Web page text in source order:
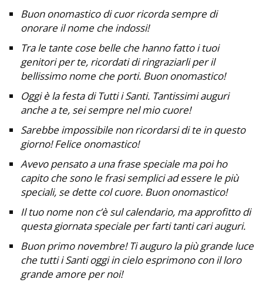
Buon onomastico di cuor ricorda sempre di
onorare il nome che indossi!
Tra le tante cose belle che hanno fatto i tuoi
genitori per te, ricordati di ringraziarli per il
bellissimo nome che porti. Buon onomastico!
Oggi è la festa di Tutti i Santi. Tantissimi auguri
anche a te, sei sempre nel mio cuore!
Sarebbe impossibile non ricordarsi di te in questo
giorno! Felice onomastico!
Avevo pensato a una frase speciale ma poi ho
capito che sono le frasi semplici ad essere le più
speciali, se dette col cuore. Buon onomastico!
Il tuo nome non c’è sul calendario, ma approfitto di
questa giornata speciale per farti tanti cari auguri.
Buon primo novembre! Ti auguro la più grande luce
che tutti i Santi oggi in cielo esprimono con il loro
grande amore per noi!